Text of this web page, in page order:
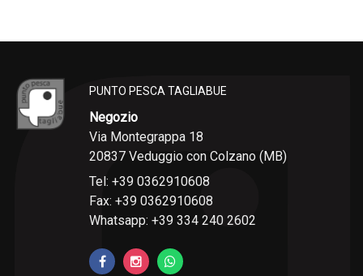
PUNTO PESCA TAGLIABUE
Negozio
Via Montegrappa 18
20837 Veduggio con Colzano (MB)
Tel: +39 0362910608
Fax: +39 0362910608
Whatsapp: +39 334 240 2602